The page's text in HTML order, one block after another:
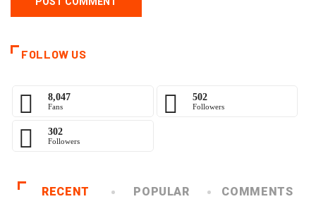
FOLLOW US
8,047
Fans
502
Followers
302
Followers
RECENT POPULAR COMMENTS